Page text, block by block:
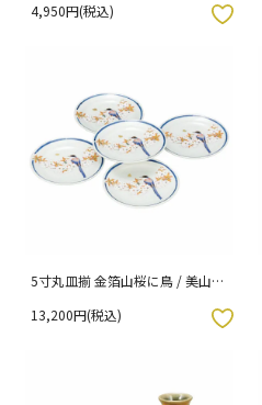
4,950円(税込) お気に入りボタン
5寸丸皿揃 金箔山桜に鳥 / 美山窯
13,200円(税込) お気に入りボタン